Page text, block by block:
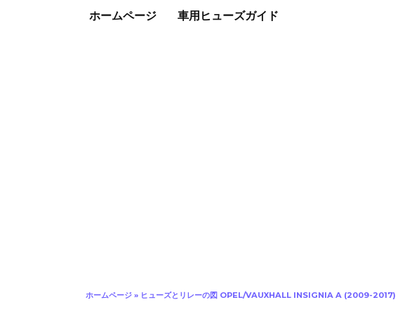
ホームページ 車用ヒューズガイド
ホームページ » ヒューズとリレーの図 OPEL/VAUXHALL INSIGNIA A (2009-2017)